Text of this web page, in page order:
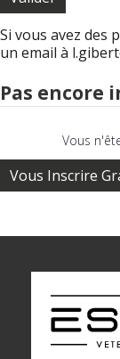
Si vous avez des
un email à
Pas encore
Vous
Vous Inscrire